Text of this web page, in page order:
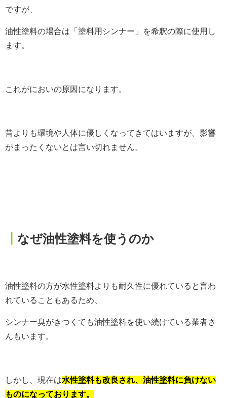
ですが、
油性塗料の場合は「塗料用シンナー」を希釈の際に使用し
ます。
これがにおいの原因になります。
昔よりも環境や人体に優しくなってきてはいますが、影響
がまったくないとは言い切れません。
なぜ油性塗料を使うのか
油性塗料の方が水性塗料よりも耐久性に優れていると言わ
れていることもあるため、
シンナー臭がきつくても油性塗料を使い続けている業者さ
んもいます。
しかし、現在は水性塗料も改良され、油性塗料に負けない
ものになっております。